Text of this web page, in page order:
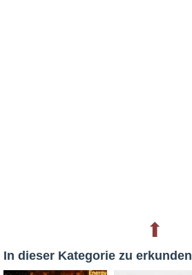
⬆
In dieser Kategorie zu erkunden